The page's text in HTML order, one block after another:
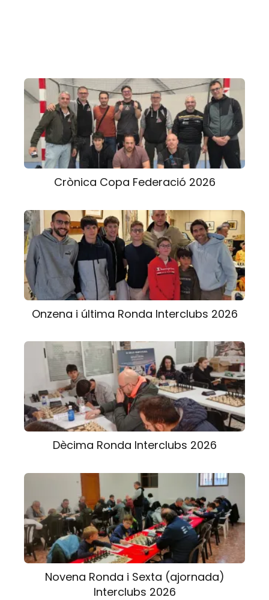
Crònica Copa Federació 2026
Onzena i última Ronda Interclubs 2026
Dècima Ronda Interclubs 2026
Novena Ronda i Sexta (ajornada)
Interclubs 2026